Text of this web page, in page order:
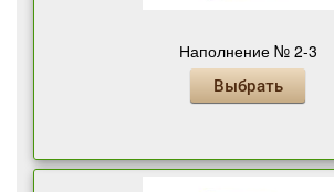
Наполнение № 2-3
Выбрать